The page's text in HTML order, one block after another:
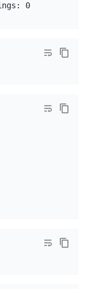
Records: 3  Duplicates: 0  Warnings: 0